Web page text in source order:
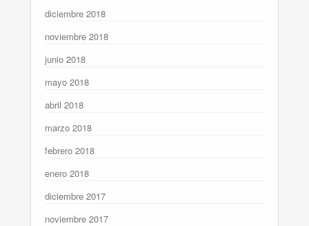
diciembre 2018
noviembre 2018
junio 2018
mayo 2018
abril 2018
marzo 2018
febrero 2018
enero 2018
diciembre 2017
noviembre 2017